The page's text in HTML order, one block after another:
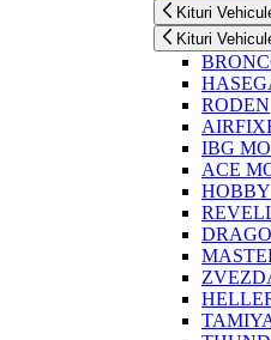
Kituri
Kituri
RODEN
IBG
ACE
HOBBY